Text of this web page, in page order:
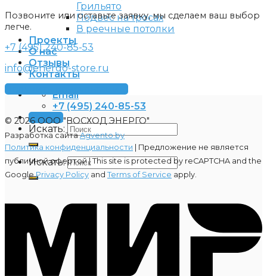
Грильято
Подвес на тросах
В реечные потолки
Проекты
О нас
Отзывы
Контакты
Email
+7 (495) 240-85-53
Заявка
Искать:
Искать:
Позвоните или оставьте заявку, мы сделаем ваш выбор
легче.
+7 (495) 240-85-53
info@energo-store.ru
Получить консультацию
© 2026 ООО "ВОСХОД ЭНЕРГО"
Разработка сайтаAgvento.by
Политика конфиденциальности | Предложение не является
публичной офертой |This site is protected by reCAPTCHA and the
GooglePrivacy Policy and Terms of Service apply.